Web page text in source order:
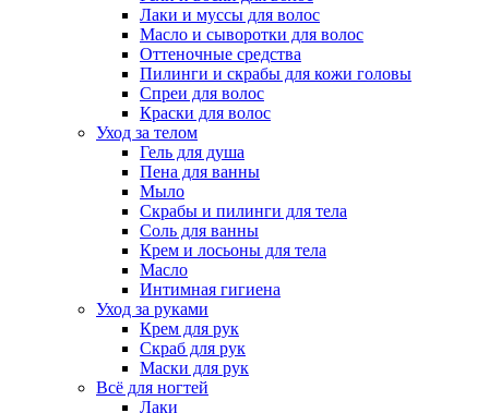
Лаки и муссы для волос
Масло и сыворотки для волос
Оттеночные средства
Пилинги и скрабы для кожи головы
Спреи для волос
Краски для волос
Уход за телом
Гель для душа
Пена для ванны
Мыло
Скрабы и пилинги для тела
Соль для ванны
Крем и лосьоны для тела
Масло
Интимная гигиена
Уход за руками
Крем для рук
Скраб для рук
Маски для рук
Всё для ногтей
Лаки